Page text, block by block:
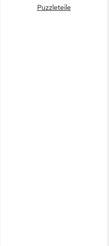
Puzzleteile